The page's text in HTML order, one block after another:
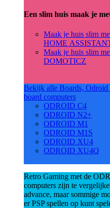
Een slim huis maak je
Maak je huis slim
HOME
Maak je huis slim
DOMOTICZ
Bekijk alle Boards, Odroid
board computers
ODROID C4
ODROID N2+
ODROID M1
ODROID M1S
ODROID XU4
ODROID XU4Q
Retro Gaming met de
computers zijn te
advance, maar sommige
er PSP spellen op kunt